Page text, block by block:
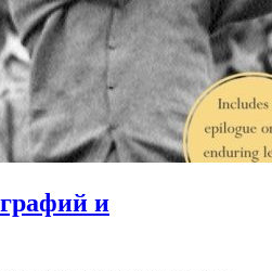
и